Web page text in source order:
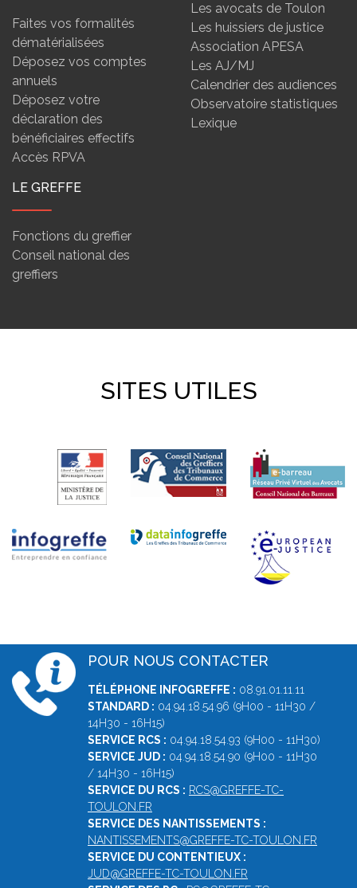
Faites vos formalités
dématérialisées
Déposez vos comptes
annuels
Déposez votre
déclaration des
bénéficiaires effectifs
Accès RPVA
Les avocats de Toulon
Les huissiers de justice
Association APESA
Les AJ/MJ
Calendrier des audiences
Observatoire statistiques
Lexique
LE GREFFE
Fonctions du greffier
Conseil national des
greffiers
SITES UTILES
POUR NOUS CONTACTER
TÉLÉPHONE INFOGREFFE : 08.91.01.11.11
STANDARD : 04.94.18.54.96 (9H00 - 11H30 /
14H30 - 16H15)
SERVICE RCS : 04.94.18.54.93 (9H00 - 11H30)
SERVICE JUD : 04.94.18.54.90 (9H00 - 11H30
/ 14H30 - 16H15)
SERVICE DU RCS : RCS@GREFFE-TC-
TOULON.FR
SERVICE DES NANTISSEMENTS :
NANTISSEMENTS@GREFFE-TC-TOULON.FR
SERVICE DU CONTENTIEUX :
JUD@GREFFE-TC-TOULON.FR